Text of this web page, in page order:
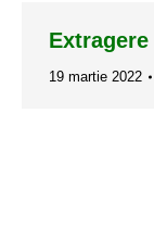
19 martie 2022